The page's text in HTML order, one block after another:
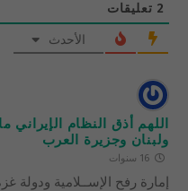
2 تعليقات
الأحدث
اللهم أذق النظام الإيراني
ولبنان وجزيرة العرب
16 سنوات
إمارة رفح الإســلامية ودولة